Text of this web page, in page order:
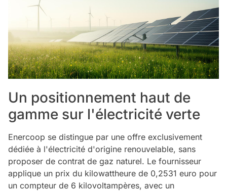
Un positionnement haut de
gamme sur l'électricité verte
Enercoop se distingue par une offre exclusivement
dédiée à l'électricité d'origine renouvelable, sans
proposer de contrat de gaz naturel. Le fournisseur
applique un prix du kilowattheure de 0,2531 euro pour
un compteur de 6 kilovoltampères, avec un